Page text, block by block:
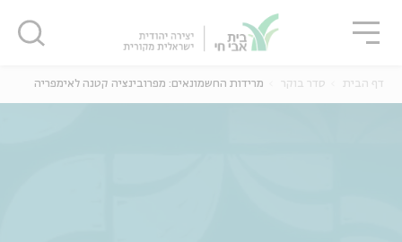
דף הבית סדר בוקר מרידות החשמונאים: מפרובינציה קטנה לאימפריה
סגור